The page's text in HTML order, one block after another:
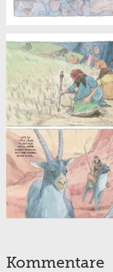
Kommentare